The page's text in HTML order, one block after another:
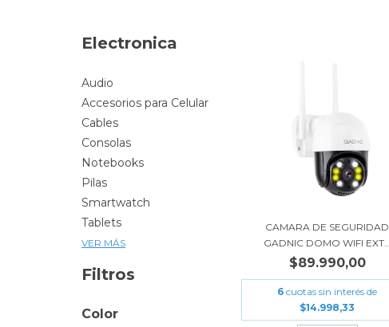
Electronica
Audio
Accesorios para Celular
Cables
Consolas
Notebooks
Pilas
Smartwatch
Tablets
VER MÁS
Filtros
Color
CAMARA DE SEGURIDAD
GADNIC DOMO WIFI EXT...
$89.990,00
6 cuotas sin interés de
$14.998,33